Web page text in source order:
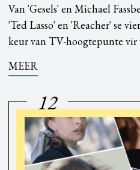
Van 'Gesels' en Michael
'Ted Lasso' en 'Reacher' se
keur van TV-hoogtepunte vir
MEER
12